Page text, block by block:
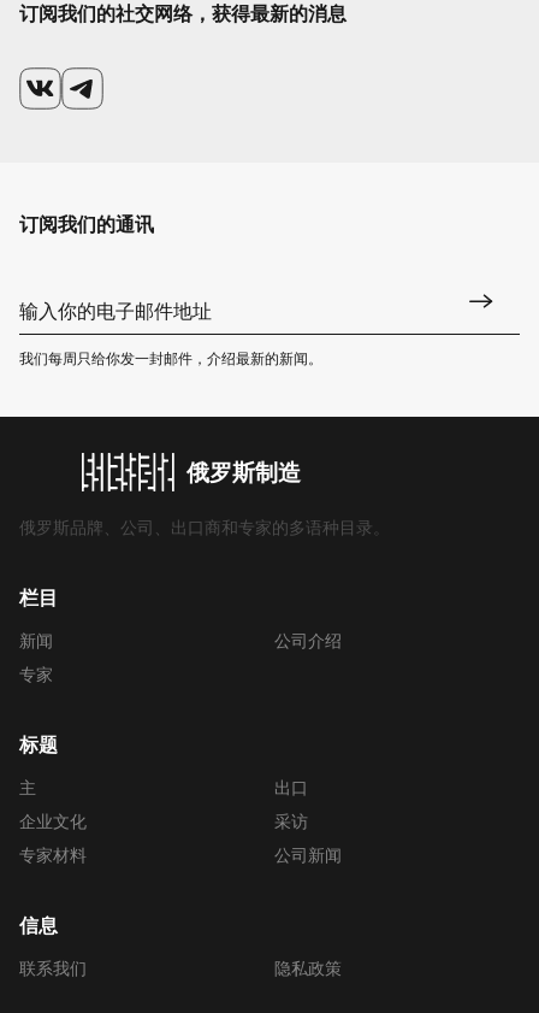
订阅我们的社交网络，获得最新的消息
订阅我们的通讯
我们每周只给你发一封邮件，介绍最新的新闻。
俄罗斯制造
俄罗斯品牌、公司、出口商和专家的多语种目录。
栏目
新闻
公司介绍
专家
标题
主
出口
企业文化
采访
专家材料
公司新闻
信息
联系我们 隐私政策